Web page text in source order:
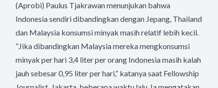
(Aprobi) Paulus Tjakrawan menunjukan bahwa
Indonesia sendiri dibandingkan dengan Jepang, Thailand
dan Malaysia konsumsi minyak masih relatif lebih kecil.
“Jika dibandingkan Malaysia mereka mengkonsumsi
minyak per hari 3,4 liter per orang Indonesia masih kalah
jauh sebesar 0,95 liter per hari,” katanya saat Fellowship